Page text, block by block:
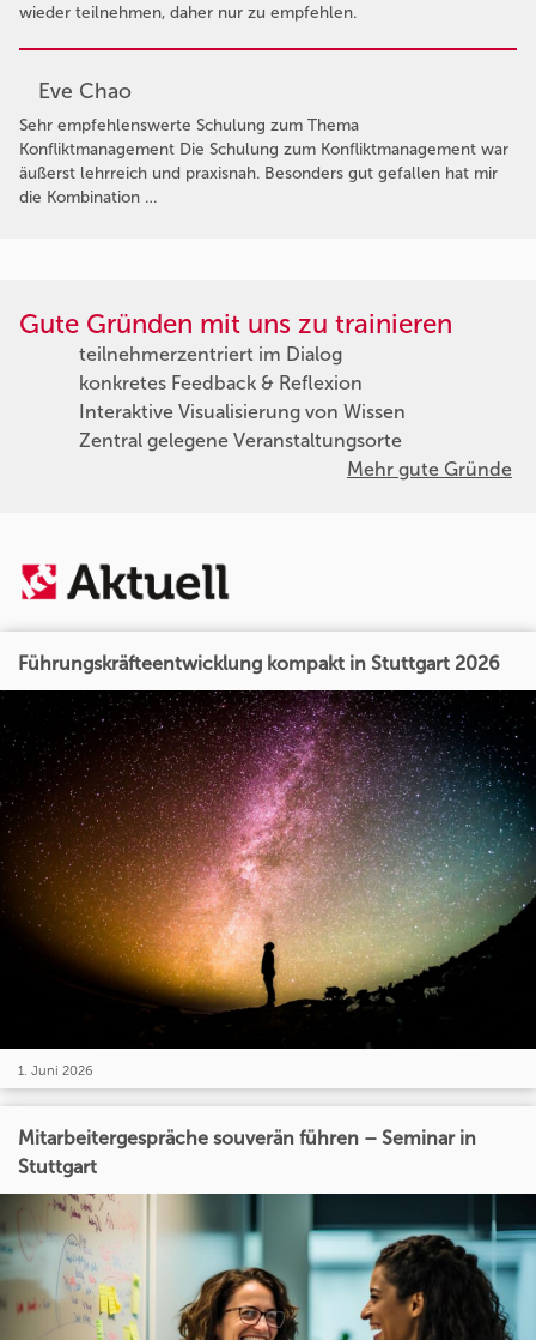
wieder teilnehmen, daher nur zu empfehlen.
Eve Chao
Sehr empfehlenswerte Schulung zum Thema
Konfliktmanagement Die Schulung zum Konfliktmanagement war
äußerst lehrreich und praxisnah. Besonders gut gefallen hat mir
die Kombination …
Gute Gründen mit uns zu trainieren
teilnehmerzentriert im Dialog
konkretes Feedback & Reflexion
Interaktive Visualisierung von Wissen
Zentral gelegene Veranstaltungsorte
Mehr gute Gründe
Führungskräfteentwicklung kompakt in Stuttgart 2026
1. Juni 2026
Mitarbeitergespräche souverän führen – Seminar in
Stuttgart